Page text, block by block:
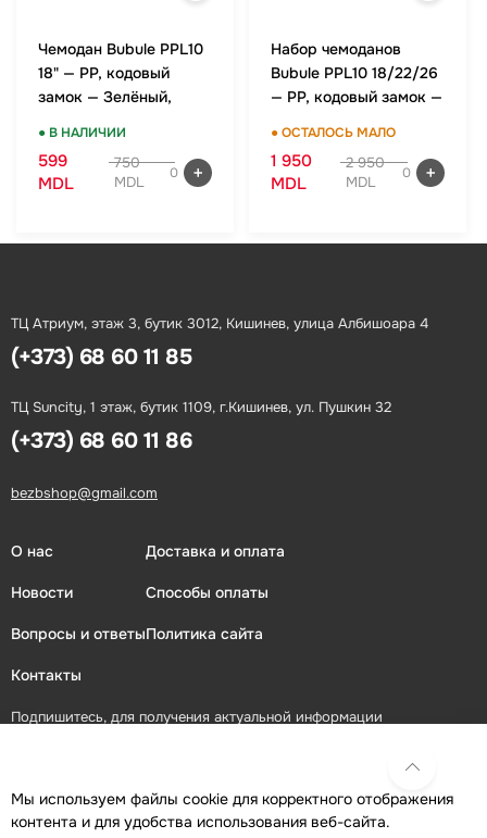
Чемодан Bubule PPL10
18" — PP, кодовый
замок — Зелёный,
● В НАЛИЧИИ
599
MDL
750
MDL
0
Набор чемоданов
Bubule PPL10 18/22/26
— PP, кодовый замок —
● ОСТАЛОСЬ МАЛО
1 950
MDL
2 950
MDL
0
ТЦ Атриум, этаж 3, бутик 3012, Кишинев, улица Албишоара 4
(+373) 68 60 11 85
ТЦ Suncity, 1 этаж, бутик 1109, г.Кишинев, ул. Пушкин 32
(+373) 68 60 11 86
bezbshop@gmail.com
О нас
Новости
Вопросы и ответы
Контакты
Доставка и оплата
Способы оплаты
Политика сайта
Подпишитесь, для получения актуальной информации
ПОДПИСАТЬСЯ
Присоединяйтесь в социальных сетях
Мы используем файлы cookie для корректного отображения
контента и для удобства использования веб-сайта.